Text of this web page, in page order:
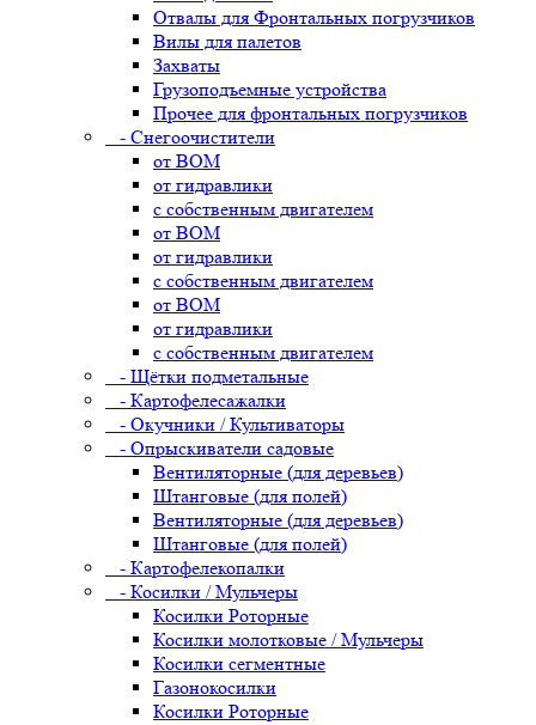
Отвалы для Фронтальных погрузчиков
Вилы для палетов
Захваты
Грузоподъемные устройства
Прочее для фронтальных погрузчиков
- Снегоочистители
от ВОМ
от гидравлики
с собственным двигателем
от ВОМ
от гидравлики
с собственным двигателем
от ВОМ
от гидравлики
с собственным двигателем
- Щётки подметальные
- Картофелесажалки
- Окучники / Культиваторы
- Опрыскиватели садовые
Вентиляторные (для деревьев)
Штанговые (для полей)
Вентиляторные (для деревьев)
Штанговые (для полей)
- Картофелекопалки
- Косилки / Мульчеры
Косилки Роторные
Косилки молотковые / Мульчеры
Косилки сегментные
Газонокосилки
Косилки Роторные